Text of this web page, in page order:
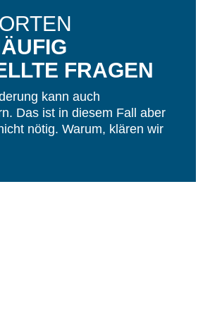
FRAGEN
kann auch
Das ist in diesem Fall aber
nötig. Warum, klären wir